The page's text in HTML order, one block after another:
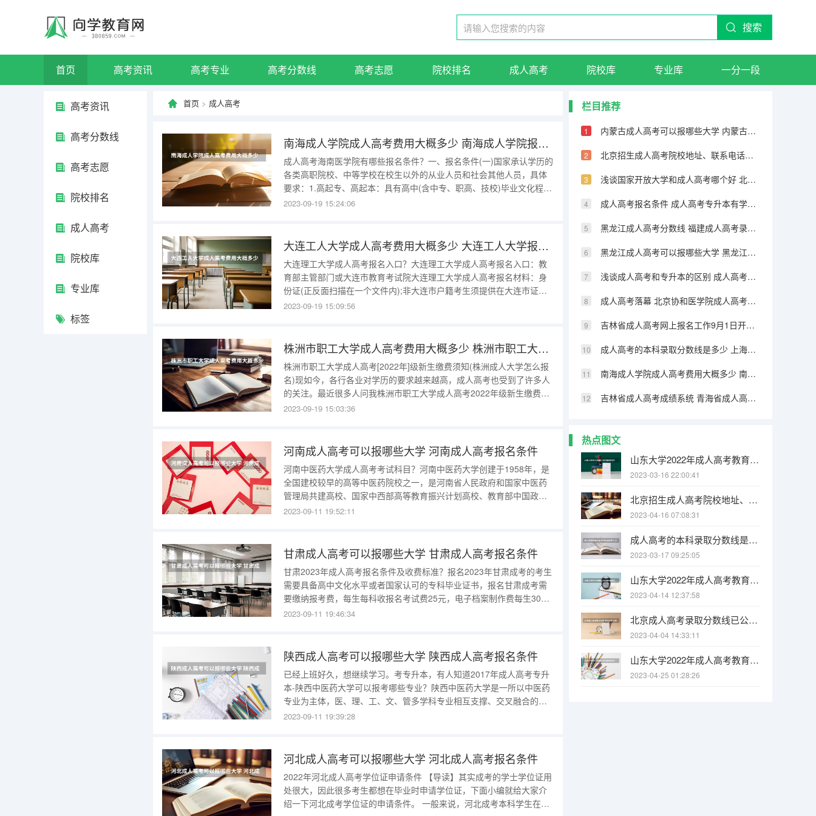
搜索
首页 高考资讯 高考专业 高考分数线 高考志愿 院校排名 成人高考 院校库 专业库 一分一段
高考资讯
高考分数线
高考志愿
院校排名
成人高考
院校库
专业库
标签
首页 > 成人高考
南海成人学院成人高考费用大概多少 南海成人学院报名条件和时间
成人高考海南医学院有哪些报名条件？一、报名条件(一)国家承认学历的
各类高职院校、中等学校在校生以外的从业人员和社会其他人员，具体
要求：1.高起专、高起本：具有高中(含中专、职高、技校)毕业文化程度
或同等学力人员。2.专升本：已取得经教育部审定核准的国民教育系列
2023-09-19 15:24:06
大连工人大学成人高考费用大概多少 大连工人大学报名条件和时间
大连理工大学成人高考报名入口？大连理工大学成人高考报名入口：教
育部主管部门或大连市教育考试院大连理工大学成人高考报名材料：身
份证(正反面扫描在一个文件内);非大连市户籍考生须提供在大连市证明
(大连市单位工作证明或大连市居住证);学历证书(报考专升本的考生还须
2023-09-19 15:09:56
株洲市职工大学成人高考费用大概多少 株洲市职工大学报名条件和时间
株洲市职工大学成人高考[2022年]级新生缴费须知(株洲成人大学怎么报
名)现如今，各行各业对学历的要求越来越高，成人高考也受到了许多人
的关注。最近很多人问我株洲市职工大学成人高考2022年级新生缴费须
知！今天成考的老师就来给大家详细讲解一下：祝贺你被我校录取!为了
2023-09-19 15:03:36
河南成人高考可以报哪些大学 河南成人高考报名条件
河南中医药大学成人高考考试科目？河南中医药大学创建于1958年，是
全国建校较早的高等中医药院校之一，是河南省人民政府和国家中医药
管理局共建高校、国家中西部高等教育振兴计划高校、教育部中国政府
奖学金生培养高校、教育部中医学专业“5+3”一体化招生院校、国家中医
龙头和中心。
2023-09-11 19:52:11
甘肃成人高考可以报哪些大学 甘肃成人高考报名条件
甘肃2023年成人高考报名条件及收费标准？报名2023年甘肃成考的考生
需要具备高中文化水平或者国家认可的专科毕业证书，报名甘肃成考需
要缴纳报考费，每生每科收报名考试费25元，电子档案制作费每生30
元。2023年甘肃成人高考报名有哪些条件报考甘肃成人高考高中起点升
2023-09-11 19:46:34
陕西成人高考可以报哪些大学 陕西成人高考报名条件
已经上班好久，想继续学习。考专升本，有人知道2017年成人高考专升
本-陕西中医药大学可以报考哪些专业？陕西中医药大学是一所以中医药
专业为主体，医、理、工、文、管多学科专业相互支撑、交叉融合的医
学类院校。以下2017年陕西中医药大学成人高考专升本招生专业：1.康
2023-09-11 19:39:28
河北成人高考可以报哪些大学 河北成人高考报名条件
2022年河北成人高考学位证申请条件 【导读】其实成考的学士学位证用
处很大，因此很多考生都想在毕业时申请学位证，下面小编就给大家介
绍一下河北成考学位证的申请条件。 一般来说，河北成考本科学生在满
栏目推荐
内蒙古成人高考可以报哪些大学 内蒙古成人高考报名条件
北京招生成人高考院校地址、联系电话及网址 成人高考艺术类加试过不了怎么办
浅谈国家开放大学和成人高考哪个好 北京招生成人高考院校地址、联系电话及网址
成人高考报名条件 成人高考专升本有学位证书吗
黑龙江成人高考分数线 福建成人高考录取分数线
黑龙江成人高考可以报哪些大学 黑龙江成人高考报名条件
浅谈成人高考和专升本的区别 成人高考艺术类加试过不了怎么办
成人高考落幕 北京协和医学院成人高考招生章程
吉林省成人高考网上报名工作9月1日开始 中国人民公安大学成人高考招生章程
成人高考的本科录取分数线是多少 上海交通大学成考分数线
南海成人学院成人高考费用大概多少 南海成人学院报名条件和时间
吉林省成人高考成绩系统 青海省成人高考成绩查询公告
热点图文
山东大学2022年成人高考教育招生简章 高等学历继续教育（成人高考）招生简章
2023-03-16 22:00:41
北京招生成人高考院校地址、联系电话及网址 成人高考艺术类加试过不了怎么办
2023-04-16 07:08:31
成人高考的本科录取分数线是多少 北京大学校本部成考专升本录取分数线
2023-03-17 09:25:05
山东大学2022年成人高考教育招生简章 成人高考是否有学位证书
2023-04-14 12:37:58
北京成人高考录取分数线已公布 北京大学校本部成考专升本录取分数线
2023-04-04 14:33:11
山东大学2022年成人高考教育招生简章 山东省成人高考报名条件
2023-04-25 01:28:26